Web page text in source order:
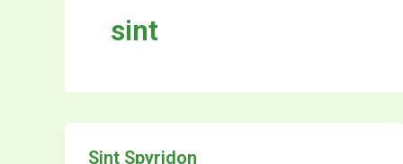
sint
Sint Spyridon